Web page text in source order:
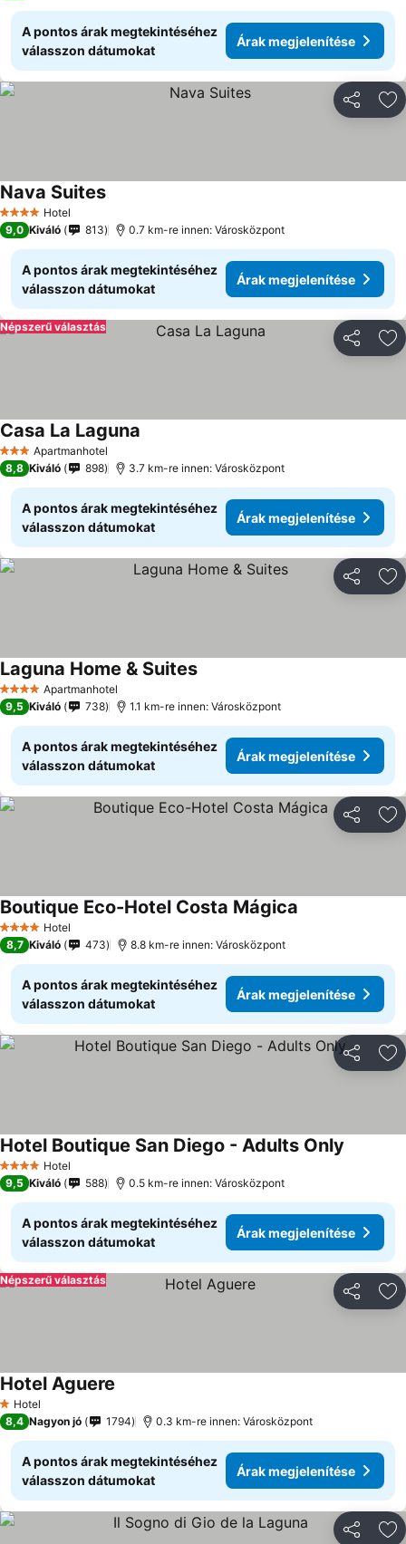
A pontos árak megtekintéséhez
válasszon dátumokat
Árak megjelenítése
4 KategóriaHotel
Nava Suites
9,0 Kiváló 813 0.7 km-re innen: Városközpont
A pontos árak megtekintéséhez
válasszon dátumokat
Árak megjelenítése
Népszerű választás
3 KategóriaApartmanhotel
Casa La Laguna
8,8 Kiváló 898 3.7 km-re innen: Városközpont
A pontos árak megtekintéséhez
válasszon dátumokat
Árak megjelenítése
4 KategóriaApartmanhotel
Laguna Home & Suites
9,5 Kiváló 738 1.1 km-re innen: Városközpont
A pontos árak megtekintéséhez
válasszon dátumokat
Árak megjelenítése
4 KategóriaHotel
Boutique Eco-Hotel Costa Mágica
8,7 Kiváló 473 8.8 km-re innen: Városközpont
A pontos árak megtekintéséhez
válasszon dátumokat
Árak megjelenítése
4 KategóriaHotel
Hotel Boutique San Diego - Adults Only
9,5 Kiváló 588 0.5 km-re innen: Városközpont
A pontos árak megtekintéséhez
válasszon dátumokat
Árak megjelenítése
Népszerű választás
1 Kategória
Hotel
Hotel Aguere
8,4 Nagyon jó 1794 0.3 km-re innen: Városközpont
A pontos árak megtekintéséhez
válasszon dátumokat
Árak megjelenítése